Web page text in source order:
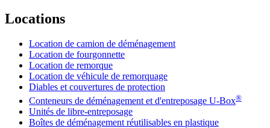
Locations
Location de camion de déménagement
Location de fourgonnette
Location de remorque
Location de véhicule de remorquage
Diables et couvertures de protection
Conteneurs de déménagement et d'entreposage U-Box®
Unités de libre-entreposage
Boîtes de déménagement réutilisables en plastique